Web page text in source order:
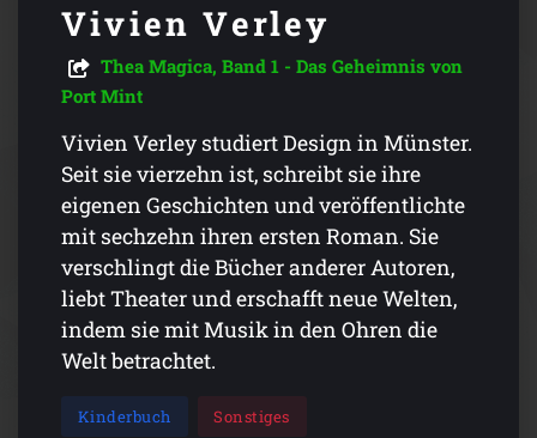
Vivien Verley
Thea Magica, Band 1 - Das Geheimnis von
Port Mint
Vivien Verley studiert Design in Münster.
Seit sie vierzehn ist, schreibt sie ihre
eigenen Geschichten und veröffentlichte
mit sechzehn ihren ersten Roman. Sie
verschlingt die Bücher anderer Autoren,
liebt Theater und erschafft neue Welten,
indem sie mit Musik in den Ohren die
Welt betrachtet.
Kinderbuch Sonstiges